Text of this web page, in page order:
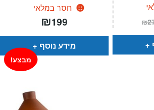
חסר במלאי
₪199
מידע נוסף
₪
מבצע!